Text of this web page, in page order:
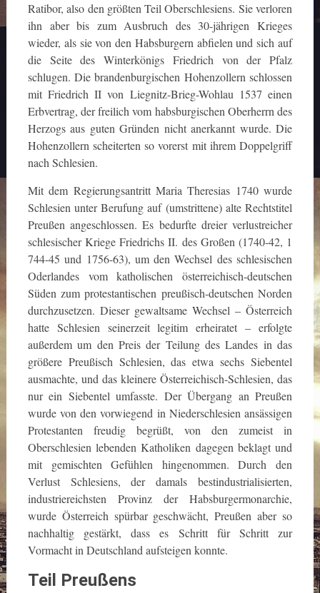
Ratibor, also den größten Teil Oberschlesiens. Sie verloren
ihn aber bis zum Ausbruch des 30-jährigen Krieges
wieder, als sie von den Habsburgern abfielen und sich auf
die Seite des Winterkönigs Friedrich von der Pfalz
schlugen. Die brandenburgischen Hohenzollern schlossen
mit Friedrich II von Liegnitz-Brieg-Wohlau 1537 einen
Erbvertrag, der freilich vom habsburgischen Oberherrn des
Herzogs aus guten Gründen nicht anerkannt wurde. Die
Hohenzollern scheiterten so vorerst mit ihrem Doppelgriff
nach Schlesien.
Mit dem Regierungsantritt Maria Theresias 1740 wurde
Schlesien unter Berufung auf (umstrittene) alte Rechtstitel
Preußen angeschlossen. Es bedurfte dreier verlustreicher
schlesischer Kriege Friedrichs II. des Großen (1740-42, 1
744-45 und 1756-63), um den Wechsel des schlesischen
Oderlandes vom katholischen österreichisch-deutschen
Süden zum protestantischen preußisch-deutschen Norden
durchzusetzen. Dieser gewaltsame Wechsel – Österreich
hatte Schlesien seinerzeit legitim erheiratet – erfolgte
außerdem um den Preis der Teilung des Landes in das
größere Preußisch Schlesien, das etwa sechs Siebentel
ausmachte, und das kleinere Österreichisch-Schlesien, das
nur ein Siebentel umfasste. Der Übergang an Preußen
wurde von den vorwiegend in Niederschlesien ansässigen
Protestanten freudig begrüßt, von den zumeist in
Oberschlesien lebenden Katholiken dagegen beklagt und
mit gemischten Gefühlen hingenommen. Durch den
Verlust Schlesiens, der damals bestindustrialisierten,
industriereichsten Provinz der Habsburgermonarchie,
wurde Österreich spürbar geschwächt, Preußen aber so
nachhaltig gestärkt, dass es Schritt für Schritt zur
Vormacht in Deutschland aufsteigen konnte.
Teil Preußens